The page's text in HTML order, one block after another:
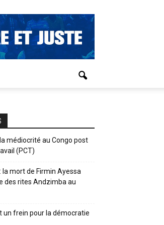
médiocrité au Congo post
(PCT)
la mort de Firmin Ayessa
des rites Andzimba au
un frein pour la démocratie